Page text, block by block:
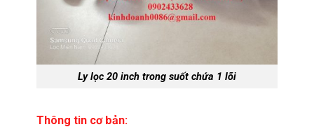
Ly lọc 20 inch trong suốt chứa 1 lõi
Thông tin cơ bản: